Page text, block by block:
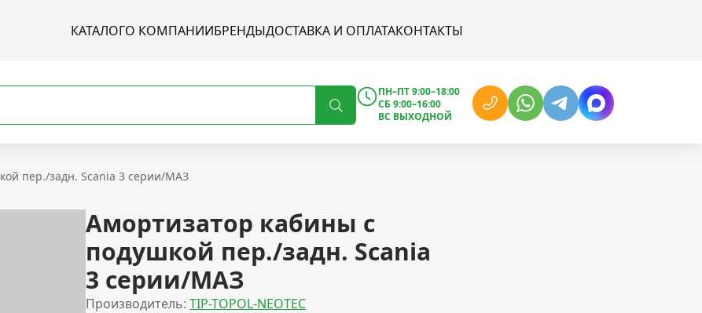
КАТАЛОГО КОМПАНИИБРЕНДЫДОСТАВКА И ОПЛАТАКОНТАКТЫ
ПН–ПТ 9:00–18:00
СБ 9:00–16:00
ВС ВЫХОДНОЙ
пер./задн. Scania 3 серии/МАЗ
Амортизатор кабины с
подушкой пер./задн. Scania
3 серии/МАЗ
Производитель: TIP-TOPOL-NEOTEC